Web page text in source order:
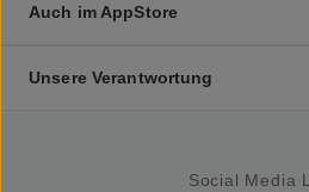
Auch im AppStore
Unsere Verantwortung
Social Media